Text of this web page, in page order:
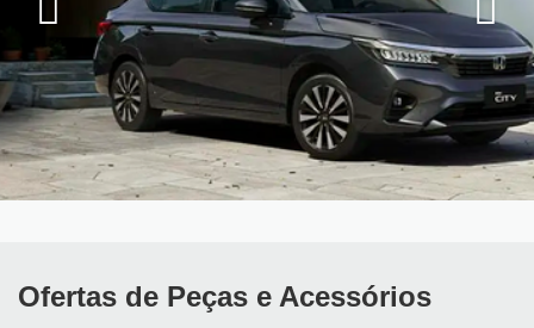
Ofertas de Peças e Acessórios